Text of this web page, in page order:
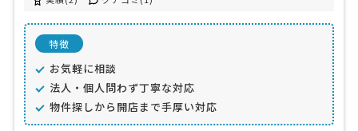
特徴
お気軽に相談
法人・個人問わず丁寧な対応
物件探しから開店まで手厚い対応